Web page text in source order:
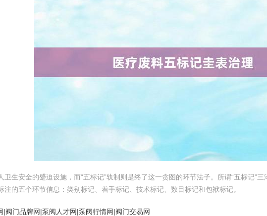
卫生安全的蹙迫设施，而“五标记”轨制则是终了这一贪图的环节法子。所谓“五标记”
的五个环节信息：类别标记、着手标记、技术标记、数目标记和包袱标记。
阀门品牌网|泵阀人才网|泵阀行情网|阀门交易网